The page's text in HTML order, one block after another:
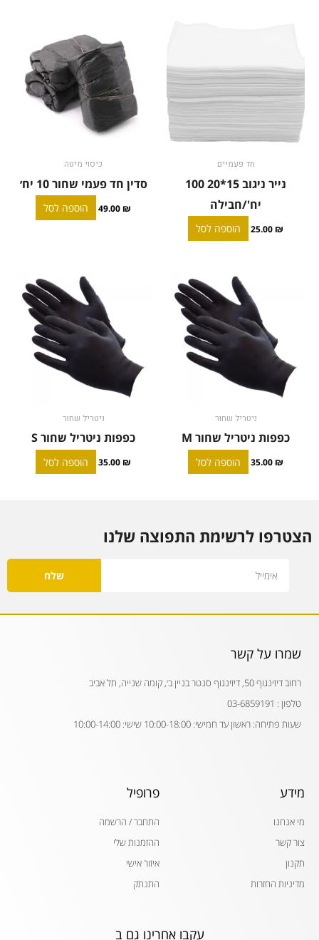
חד פעמיים
נייר ניגוב 15*20 100
יח'/חבילה
25.00 ₪ הוספה לסל
כיסוי מיטה
סדין חד פעמי שחור 10 יח׳
49.00 ₪ הוספה לסל
ניטריל שחור
כפפות ניטריל שחור M
35.00 ₪ הוספה לסל
ניטריל שחור
כפפות ניטריל שחור S
35.00 ₪ הוספה לסל
הצטרפו לרשימת התפוצה שלנו
שלח
שמרו על קשר
רחוב דיזינגוף 50, דיזינגוף סנטר בניין ב׳, קומה שנייה, תל אביב
טלפון : 03-6859191
שעות פתיחה: ראשון עד חמישי: 10:00-18:00 שישי: 10:00-14:00
מידע
מי אנחנו
צור קשר
תקנון
מדיניות החזרות
פרופיל
התחבר / הרשמה
ההזמנות שלי
איזור אישי
התנתק
עקבו אחרינו גם ב